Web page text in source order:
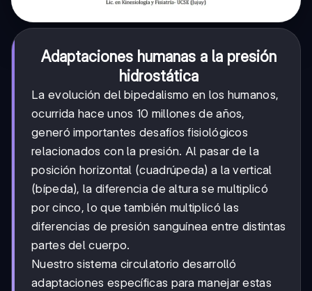
Adaptaciones humanas a la presión
hidrostática
La evolución del bipedalismo en los humanos,
ocurrida hace unos 10 millones de años,
generó importantes desafíos fisiológicos
relacionados con la presión. Al pasar de la
posición horizontal (cuadrúpeda) a la vertical
(bípeda), la diferencia de altura se multiplicó
por cinco, lo que también multiplicó las
diferencias de presión sanguínea entre distintas
partes del cuerpo.
Nuestro sistema circulatorio desarrolló
adaptaciones específicas para manejar estas